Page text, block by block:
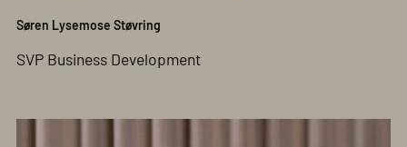
Søren Lysemose Støvring
SVP Business Development